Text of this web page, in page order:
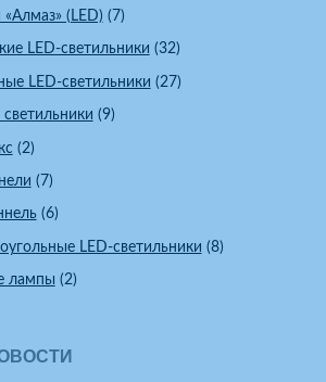
(LED) (7)
LED-светильники (32)
LED-светильники (27)
(9)
(2)
(7)
(6)
LED-светильники (8)
лампы (2)